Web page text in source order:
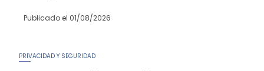
Publicado el 01/08/2026
PRIVACIDAD Y SEGURIDAD